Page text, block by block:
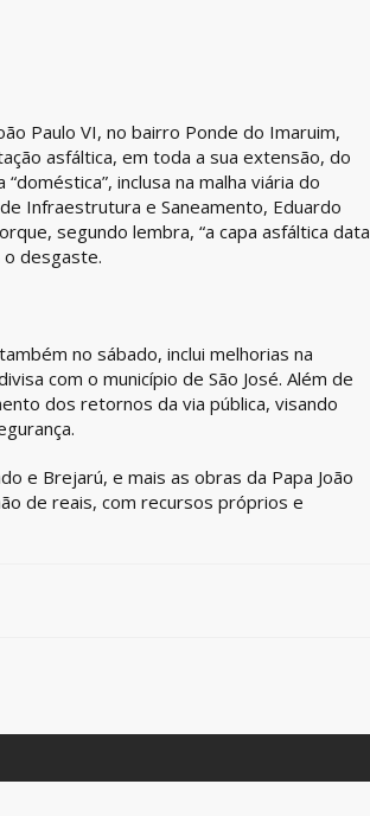
Paulo VI, no bairro Ponde do Imaruim,
asfáltica, em toda a sua extensão, do
inclusa na malha viária do
Infraestrutura e Saneamento, Eduardo
segundo lembra, “a capa asfáltica data
o desgaste.
no sábado, inclui melhorias na
com o município de São José. Além de
dos retornos da via pública, visando
e Brejarú, e mais as obras da Papa João
de reais, com recursos próprios e